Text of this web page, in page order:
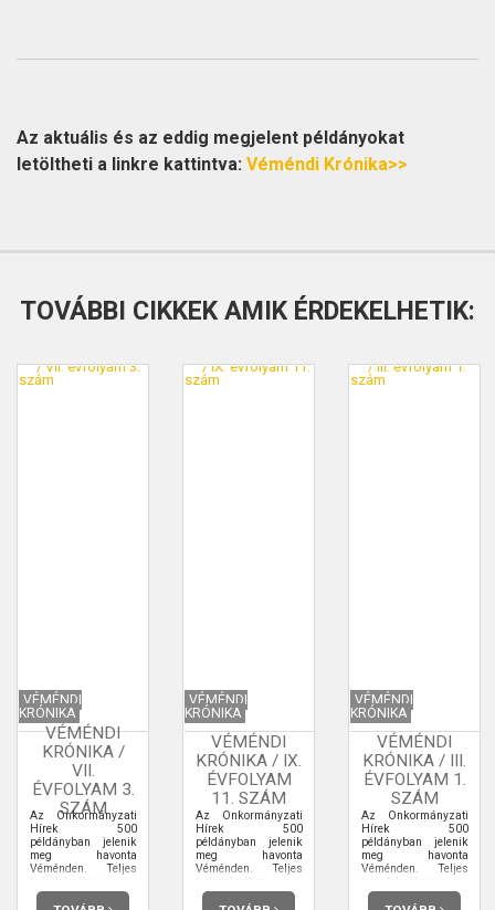
Az aktuális és az eddig megjelent példányokat
letöltheti a linkre kattintva: Véméndi Krónika>>
TOVÁBBI CIKKEK AMIK ÉRDEKELHETIK:
VÉMÉNDI
KRÓNIKA
VÉMÉNDI
KRÓNIKA /
VII.
ÉVFOLYAM 3.
SZÁM
Az Önkormányzati
Hírek 500
példányban jelenik
meg havonta
Véménden. Teljes
terjedelmében
elolvashatja.
VÉMÉNDI
KRÓNIKA
VÉMÉNDI
KRÓNIKA / IX.
ÉVFOLYAM
11. SZÁM
Az Önkormányzati
Hírek 500
példányban jelenik
meg havonta
Véménden. Teljes
terjedelmében
elolvashatja.
VÉMÉNDI
KRÓNIKA
VÉMÉNDI
KRÓNIKA / III.
ÉVFOLYAM 1.
SZÁM
Az Önkormányzati
Hírek 500
példányban jelenik
meg havonta
Véménden. Teljes
terjedelmében
elolvashatja.